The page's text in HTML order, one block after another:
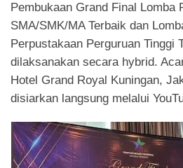
Pembukaan Grand Final Lomba
SMA/SMK/MA Terbaik dan
Perpustakaan Perguruan Tinggi
dilaksanakan secara hybrid.
Hotel Grand Royal Kuningan,
disiarkan langsung melalui